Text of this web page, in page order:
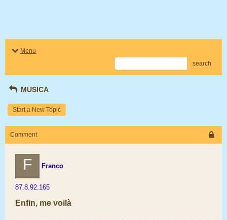
Menu
search
MUSICA
Start a New Topic
Comment
F Franco
87.8.92.165
Enfin, me voilà